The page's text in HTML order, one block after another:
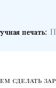
печать:
сделать